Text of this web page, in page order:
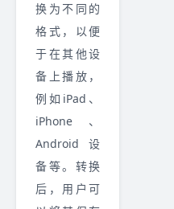
换为不同的
格式，以便
于在其他设
备上播放，
例如iPad、
iPhone、
Android设
备等。转换
后，用户可